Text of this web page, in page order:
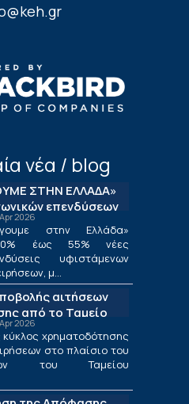
νέα / blog
ΣΤΗΝ ΕΛΛΑΔΑ»
επενδύσεων
2026
στην Ελλάδα»
έως 55% νέες
υφιστάμενων
μ...
αιτήσεων
από το Ταμείο
ΤΕΠΙΧ ΙΙΙ
2026
κύκλος χρηματοδότησης
στο πλαίσιο του
του Ταμείου